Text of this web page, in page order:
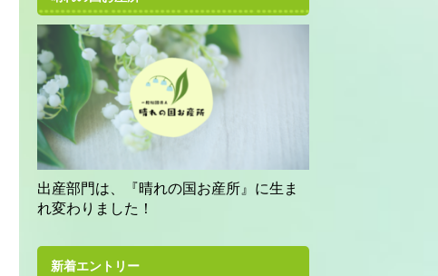
出産部門は、『晴れの国お産所』に生ま
れ変わりました！
新着エントリー